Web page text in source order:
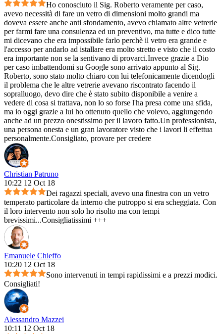
Ho conosciuto il Sig. Roberto veramente per caso,
avevo necessità di fare un vetro di dimensioni molto grandi ma
doveva essere anche anti sfondamento, avevo chiamato altre vetrerie
per farmi fare una consulenza ed un preventivo, ma tutte e dico tutte
mi dicevano che era impossibile farlo perchè il vetro era grande e
l'accesso per andarlo ad istallare era molto stretto e visto che il costo
era importante non se la sentivano di provarci.Invece grazie a Dio
per caso imbattendomi su Google sono arrivato appunto al Sig.
Roberto, sono stato molto chiaro con lui telefonicamente dicendogli
il problema che le altre vetrerie avevano riscontrato facendo il
sopralluogo, devo dire che è stato subito disponibile a venire a
vedere di cosa si trattava, non lo so forse l'ha presa come una sfida,
ma io oggi grazie a lui ho ottenuto quello che volevo, aggiungendo
anche ad un prezzo onestissimo per il lavoro fatto.Un professionista,
una persona onesta e un gran lavoratore visto che i lavori li effettua
personalmente.Consigliato, provare per credere
Christian Patruno
10:22 12 Oct 18
Dei ragazzi speciali, avevo una finestra con un vetro
temperato particolare da interno che putroppo si era scheggiata. Con
il loro intervento non solo ho risolto ma con tempi
brevissimi...Consigliatissimi +++
Emanuele Chieffo
10:20 12 Oct 18
Sono intervenuti in tempi rapidissimi e a prezzi modici.
Consigliati!
Alessandro Mazzei
10:11 12 Oct 18